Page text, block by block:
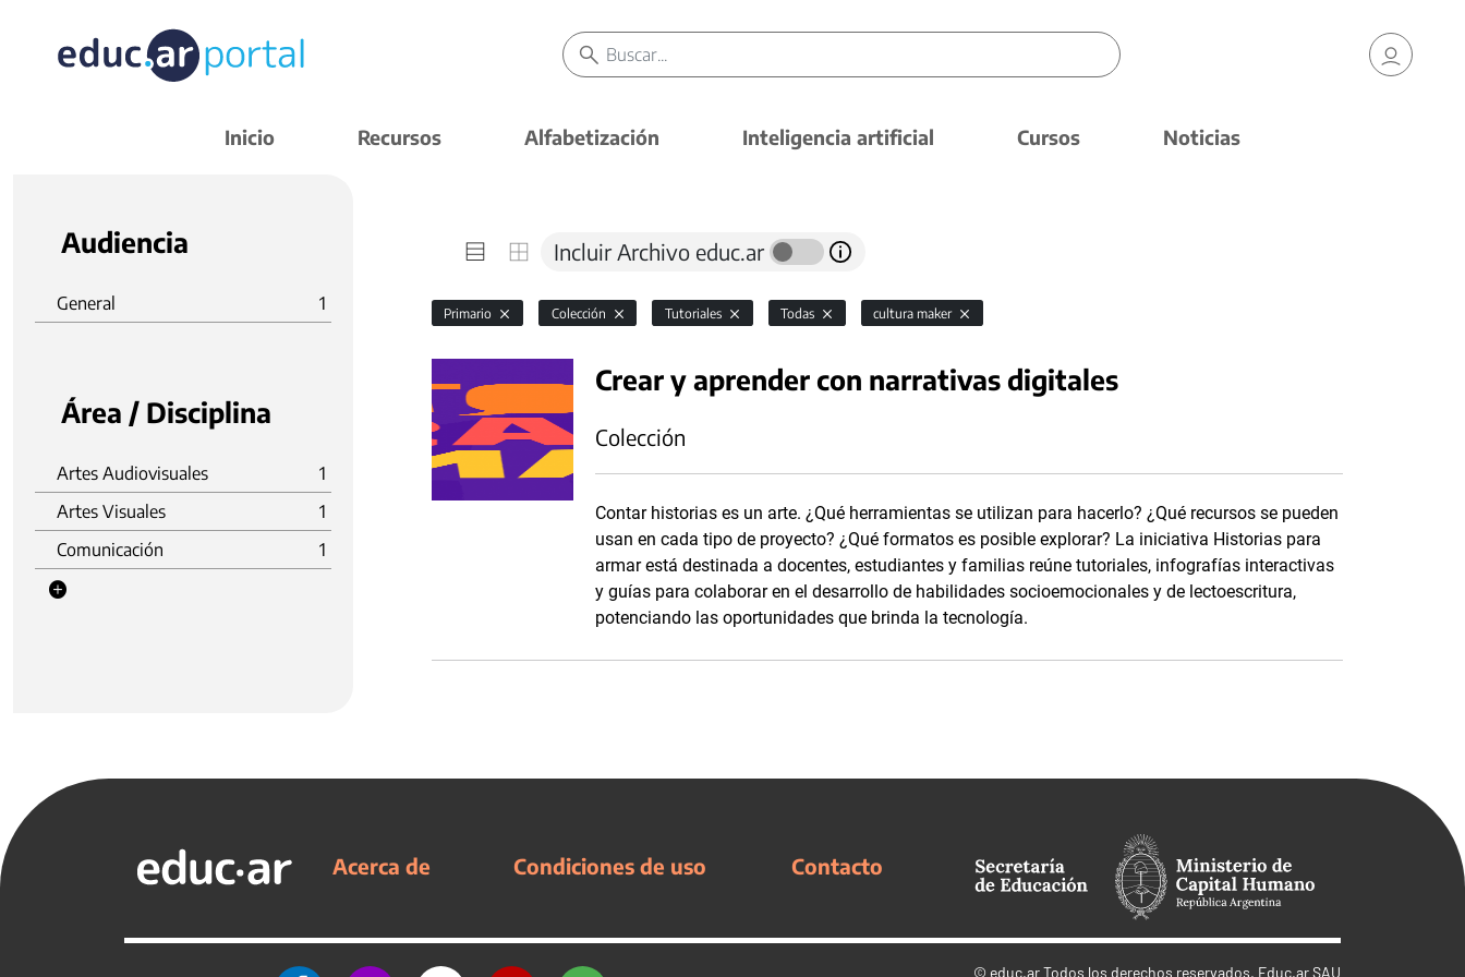
Inicio Recursos Alfabetización Inteligencia artificial Cursos Noticias
Audiencia
General 1
Área / Disciplina
Artes Audiovisuales
1
Artes Visuales
1
Comunicación
1
Incluir Archivo educ.ar
Primario Colección Tutoriales Todas cultura maker
Crear y aprender con narrativas digitales
Colección
Contar historias es un arte. ¿Qué herramientas se utilizan para hacerlo? ¿Qué recursos se pueden
usan en cada tipo de proyecto? ¿Qué formatos es posible explorar? La iniciativa Historias para
armar está destinada a docentes, estudiantes y familias reúne tutoriales, infografías interactivas
y guías para colaborar en el desarrollo de habilidades socioemocionales y de lectoescritura,
potenciando las oportunidades que brinda la tecnología.
Acerca de Condiciones de uso Contacto
© educ.arTodos los derechos reservados. Educ.ar SAU